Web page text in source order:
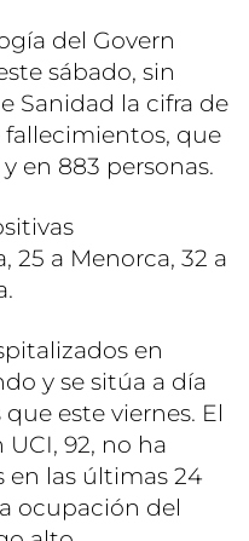
del Govern
sábado, sin
Sanidad la cifra de
que
en 883 personas.
25 a Menorca, 32 a
en
y se sitúa a día
este viernes. El
92, no ha
las últimas 24
ocupación del